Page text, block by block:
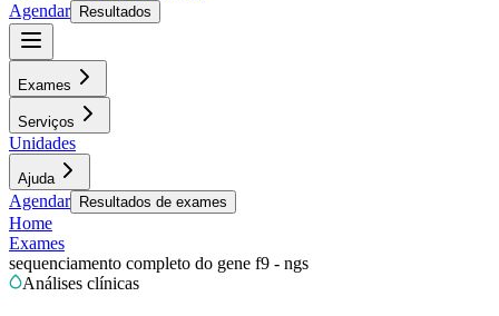
Agendar
Resultados
Exames
Serviços
Unidades
Ajuda
Agendar Resultados de exames
Home
Exames
sequenciamento completo do gene f9 - ngs
Análises clínicas